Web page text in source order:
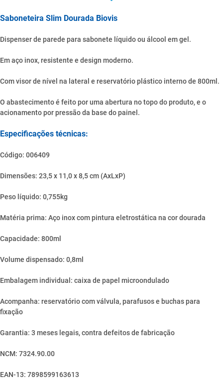
Saboneteira Slim Dourada Biovis
Dispenser de parede para sabonete líquido ou álcool em gel.
Em aço inox, resistente e design moderno.
Com visor de nível na lateral e reservatório plástico interno de 800ml.
O abastecimento é feito por uma abertura no topo do produto, e o
acionamento por pressão da base do painel.
Especificações técnicas:
Código: 006409
Dimensões: 23,5 x 11,0 x 8,5 cm (AxLxP)
Peso líquido: 0,755kg
Matéria prima: Aço inox com pintura eletrostática na cor dourada
Capacidade: 800ml
Volume dispensado: 0,8ml
Embalagem individual: caixa de papel microondulado
Acompanha: reservatório com válvula, parafusos e buchas para
fixação
Garantia: 3 meses legais, contra defeitos de fabricação
NCM: 7324.90.00
EAN-13: 7898599163613